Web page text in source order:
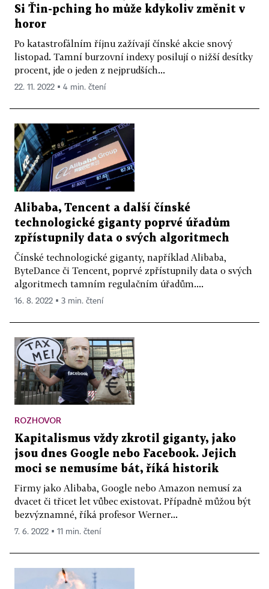
Si Ťin-pching ho může kdykoliv změnit v
horor
Po katastrofálním říjnu zažívají čínské akcie snový
listopad. Tamní burzovní indexy posilují o nižší desítky
procent, jde o jeden z nejprudších...
22. 11. 2022 ▪ 4 min. čtení
Alibaba, Tencent a další čínské
technologické giganty poprvé úřadům
zpřístupnily data o svých algoritmech
Čínské technologické giganty, například Alibaba,
ByteDance či Tencent, poprvé zpřístupnily data o svých
algoritmech tamním regulačním úřadům....
16. 8. 2022 ▪ 3 min. čtení
ROZHOVOR
Kapitalismus vždy zkrotil giganty, jako
jsou dnes Google nebo Facebook. Jejich
moci se nemusíme bát, říká historik
Firmy jako Alibaba, Google nebo Amazon nemusí za
dvacet či třicet let vůbec existovat. Případně můžou být
bezvýznamné, říká profesor Werner...
7. 6. 2022 ▪ 11 min. čtení